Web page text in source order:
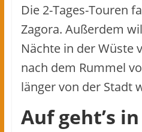
Die 2-Tages-Touren
Zagora. Außerdem
Nächte in der Wüste
nach dem Rummel
länger von der Stadt
Auf geht’s